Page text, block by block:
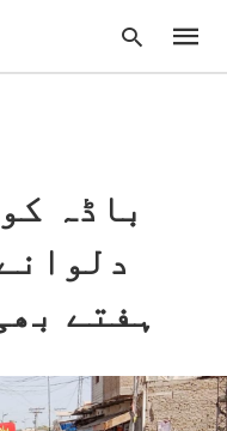
باڈہ
ہفتے